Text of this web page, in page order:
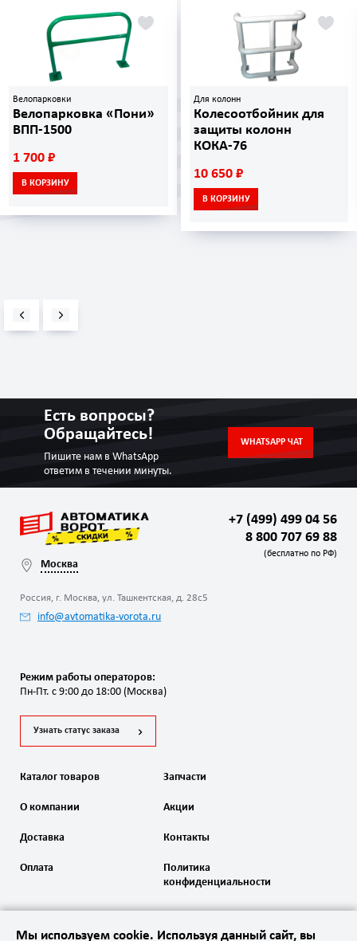
Велопарковки
Велопарковка «Пони»
ВПП-1500
1 700 ₽
В КОРЗИНУ
Для колонн
Колесоотбойник для
защиты колонн
КОКА-76
10 650 ₽
В КОРЗИНУ
Есть вопросы?
Обращайтесь!
Пишите нам в WhatsApp
ответим в течении минуты.
WHATSAPP ЧАТ
Москва
Россия, г. Москва, ул. Ташкентская, д. 28с5
info@avtomatika-vorota.ru
+7 (499) 499 04 56
8 800 707 69 88
(бесплатно по РФ)
Режим работы операторов:
Пн-Пт. с 9:00 до 18:00 (Москва)
Узнать статус заказа
Каталог товаров Запчасти
О компании
Доставка
Оплата
Акции
Контакты
Политика
конфиденциальности
Мы используем cookie. Используя данный сайт, вы